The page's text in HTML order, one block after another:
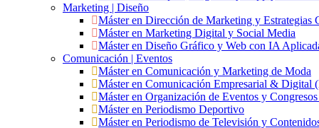
Marketing | Diseño
Máster en Dirección de Marketing y Estrategias
Máster en Marketing Digital y Social Media
Máster en Diseño Gráfico y Web con IA
Comunicación | Eventos
Máster en Comunicación y Marketing de Moda
Máster en Comunicación Empresarial & Digital
Máster en Organización de Eventos y
Máster en Periodismo Deportivo
Máster en Periodismo de Televisión y